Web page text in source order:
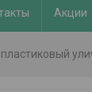
Акции
пластиковый